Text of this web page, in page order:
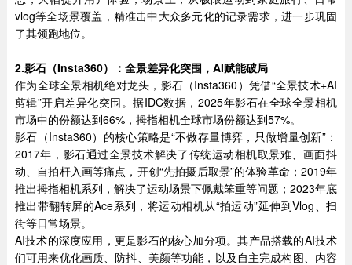
vlog等全场景覆盖，精准击中大众多元化的记录需求，进一步巩固
了其领跑地位。
2.影石（Insta360）：全景差异化突围， AI赋能破局
作为全球全景相机绝对龙头，影石（Insta360）凭借“全景技术+AI
剪辑”开启差异化突围。据IDC数据，2025年影石在全球全景相机
市场中的份额达到66%，拇指相机全球市场份额达到57%。
影石（Insta360）的核心策略是“不做存量博弈，只做增量创新”：
2017年，影石通过全景技术解决了传统运动相机取景难、画面抖
动、自拍杆入画等痛点，开创“先拍摄后取景”的体验革命；2019年
推出拇指相机系列，解决了运动场景下佩戴笨重等问题；2023年底
推出带翻转屏的Ace系列，将运动相机从“拍运动”延伸到Vlog、扫
街等日常场景。
AI技术的深度应用，更是影石的核心加分项。其产品搭载的AI技术
们可用来优化画质、防抖、美颜等功能，以及自主完成构图、内容